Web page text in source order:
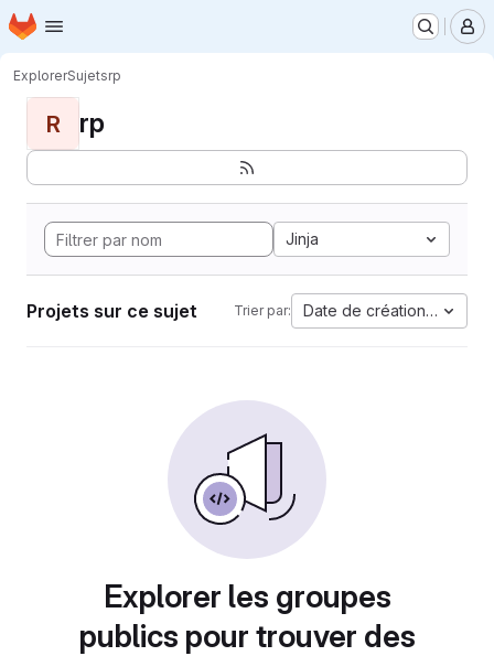
Passer au contenu principal
Page d'accueil
ExplorerSujetsrp
R rp
Jinja
Projets sur ce sujet Trier par: Date de création la plus
Explorer les groupes
publics pour trouver des